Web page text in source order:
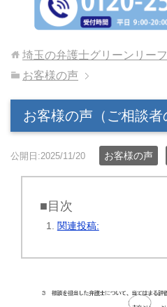
埼玉の弁護士グリーンリー
お客様の声
お客様の声（ご相談者
公開日:2025/11/20 お客様の声
■目次
関連投稿: